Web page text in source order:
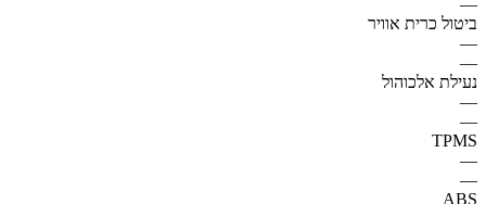
ביטול כרית אוויר
—
—
נעילת אלכוהול
—
—
TPMS
—
—
ABS